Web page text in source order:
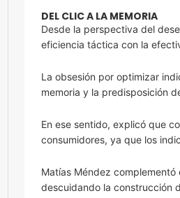
DEL CLIC A LA MEMORIA
Desde la perspectiva del
eficiencia táctica con la
La obsesión por optimizar
memoria y la predisposición
En ese sentido, explicó que
consumidores, ya que los
Matías Méndez
descuidando la construcción